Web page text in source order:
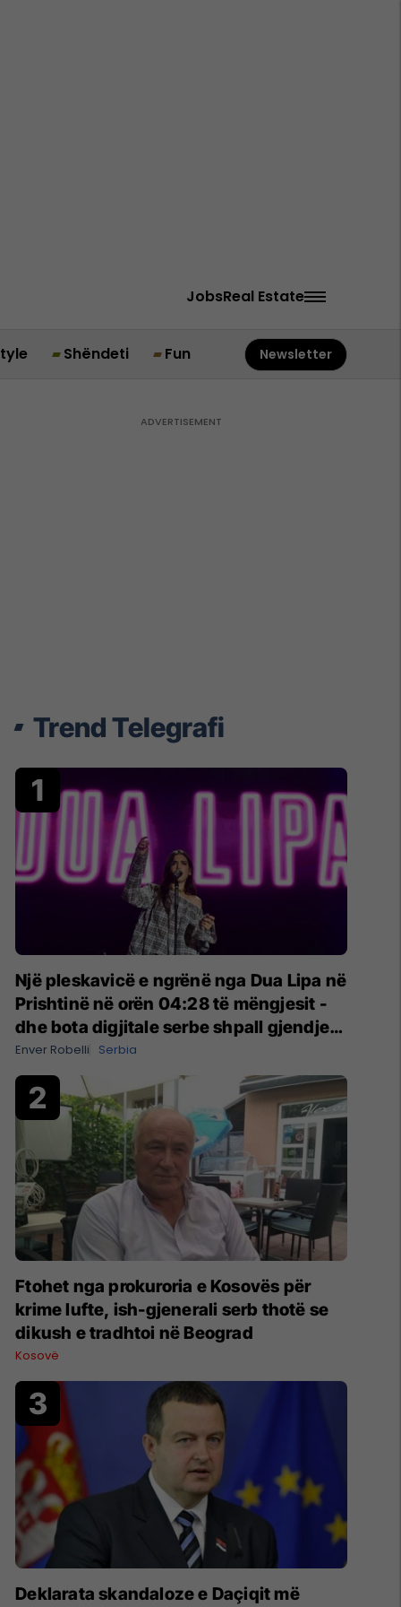
JobsReal Estate
Shëndeti Fun Newsletter
Trend Telegrafi
Një pleskavicë e ngrënë nga Dua Lipa në
Prishtinë në orën 04:28 të mëngjesit -
dhe bota digjitale serbe shpall gjendjen
e luftës
Enver Robelli Serbia
Ftohet nga prokuroria e Kosovës për
krime lufte, ish-gjenerali serb thotë se
dikush e tradhtoi në Beograd
Kosovë
​Deklarata skandaloze e Daçiqit më